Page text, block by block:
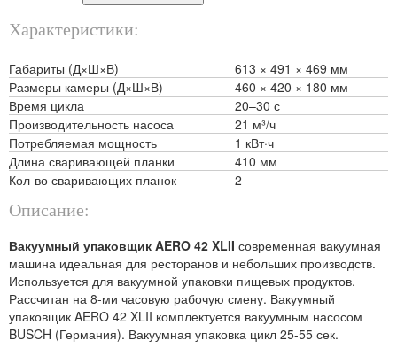
Характеристики
Габариты (Д×Ш×В) 613 491
469 мм
Размеры камеры (Д×Ш×В)
460 420
180 мм
Время цикла
20–30 с
Производительность насоса
21 м³/ч
Потребляемая мощность
1 кВт·ч
Длина сваривающей планки
410 мм
Кол-во сваривающих планок
2
Описание:
Вакуумный упаковщик AERO 42 XLII современная вакуумная
машина идеальная для ресторанов и небольших производств.
Используется для вакуумной упаковки пищевых продуктов.
Рассчитан на 8-ми часовую рабочую смену. Вакуумный
упаковщик AERO 42 XLII комплектуется вакуумным насосом
BUSCH (Германия). Вакуумная упаковка цикл 25-55 сек.